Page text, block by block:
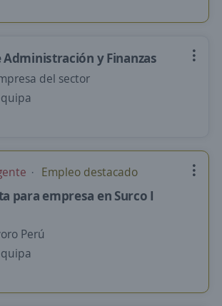
y Finanzas
del sector
Empleo destacado
para empresa en Surco I
Perú